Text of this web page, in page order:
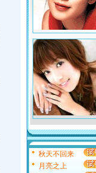
秋天不回来
月亮之上